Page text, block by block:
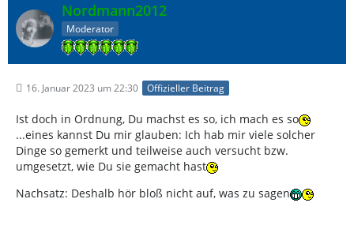
Nordmann2012
Moderator
16. Januar 2023 um 22:30 Offizieller Beitrag
Ist doch in Ordnung, Du machst es so, ich mach es so
...eines kannst Du mir glauben: Ich hab mir viele solcher
Dinge so gemerkt und teilweise auch versucht bzw.
umgesetzt, wie Du sie gemacht hast
Nachsatz: Deshalb hör bloß nicht auf, was zu sagen